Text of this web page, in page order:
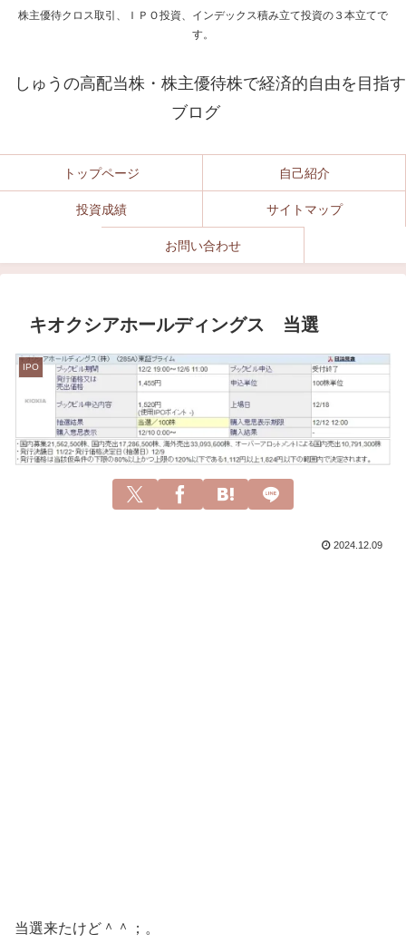
株主優待クロス取引、ＩＰＯ投資、インデックス積み立て投資の３本立てで
す。
しゅうの高配当株・株主優待株で経済的自由を目指す
ブログ
トップページ 自己紹介
投資成績 サイトマップ
お問い合わせ
キオクシアホールディングス 当選
IPO
2024.12.09
当選来たけど＾＾；。